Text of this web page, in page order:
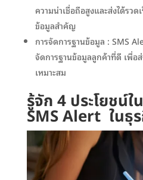
ความน่าเชื่อถือสูงและส่งได้รวด
ข้อมูลสำคัญ
การจัดการฐานข้อมูล : SMS
จัดการฐานข้อมูลลูกค้าที่ดี เพื่อ
เหมาะสม
รู้จัก 4 ประโยชน์ใ
SMS Alert ในธุ